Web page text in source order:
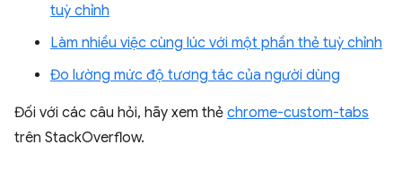
tuỳ chỉnh
Làm nhiều việc cùng lúc với một phần thẻ tuỳ chỉnh
Đo lường mức độ tương tác của người dùng
Đối với các câu hỏi, hãy xem thẻ chrome-custom-tabs
trên StackOverflow.